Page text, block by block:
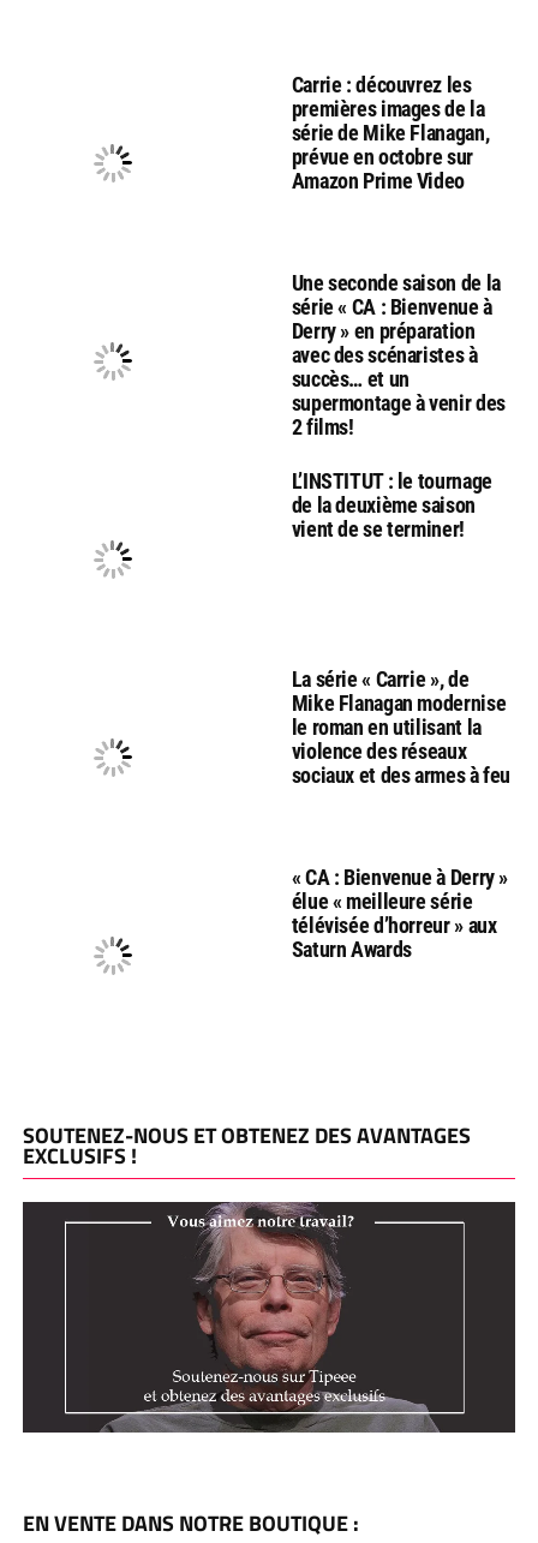
Carrie : découvrez les
premières images de la
série de Mike Flanagan,
prévue en octobre sur
Amazon Prime Video
Une seconde saison de la
série « CA : Bienvenue à
Derry » en préparation
avec des scénaristes à
succès… et un
supermontage à venir des
2 films!
L’INSTITUT : le tournage
de la deuxième saison
vient de se terminer!
La série « Carrie », de
Mike Flanagan modernise
le roman en utilisant la
violence des réseaux
sociaux et des armes à feu
« CA : Bienvenue à Derry »
élue « meilleure série
télévisée d’horreur » aux
Saturn Awards
SOUTENEZ-NOUS ET OBTENEZ DES AVANTAGES
EXCLUSIFS !
EN VENTE DANS NOTRE BOUTIQUE :